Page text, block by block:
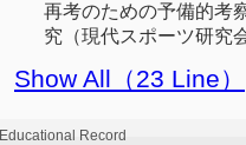
再考のための予備的
究（現代スポーツ研
Show All（23 Line）
Educational Record